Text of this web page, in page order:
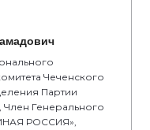
Чеченского
Партии
Генерального
РОССИЯ»,